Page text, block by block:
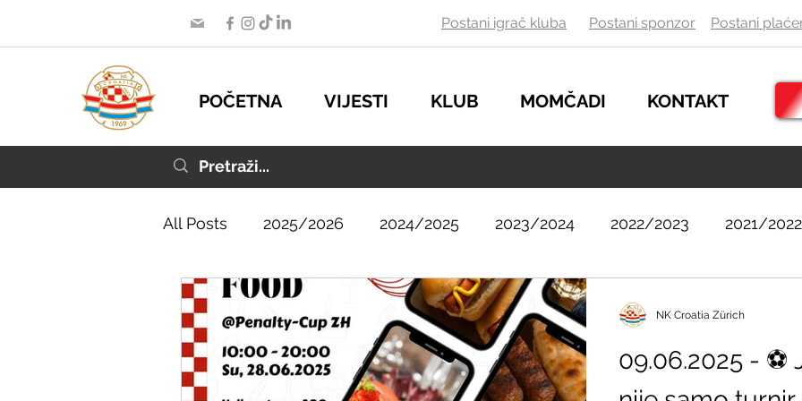
Postani igrač kluba Postani sponzor Postani
POČETNA VIJESTI KLUB MOMČADI KONTAKT
All Posts 2025/2026 2024/2025 2023/2024 2022/2023 2021/2022
2019/2020 2018/2019 2017/2018 2016/2017
2013/2014 2012/2013 2011/2012 2010/2011 2009/2010
09.06.2025 - ⚽️
NK Croatia Zürich